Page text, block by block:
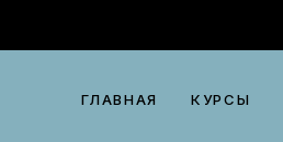
ГЛАВНАЯ КУРСЫ